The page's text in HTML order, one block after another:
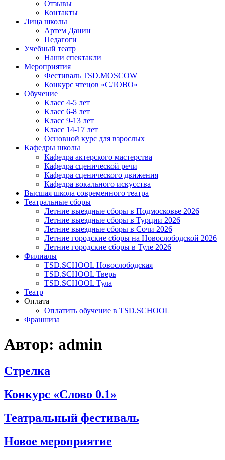
Отзывы
Контакты
Лица школы
Артем Данин
Педагоги
Учебный театр
Наши спектакли
Мероприятия
Фестиваль TSD.MOSCOW
Конкурс чтецов «СЛОВО»
Обучение
Класс 4-5 лет
Класс 6-8 лет
Класс 9-13 лет
Класс 14-17 лет
Основной курс для взрослых
Кафедры школы
Кафедра актерского мастерства
Кафедра сценической речи
Кафедра сценического движения
Кафедра вокального искусства
Высшая школа современного театра
Театральные сборы
Летние выездные сборы в Подмосковье 2026
Летние выездные сборы в Турции 2026
Летние выездные сборы в Сочи 2026
Летние городские сборы на Новослободской 2026
Летние городские сборы в Туле 2026
Филиалы
TSD.SCHOOL Новослободская
TSD.SCHOOL Тверь
TSD.SCHOOL Тула
Театр
Оплата
Оплатить обучение в TSD.SCHOOL
Франшиза
Автор: admin
Стрелка
Конкурс «Слово 0.1»
Театральный фестиваль
Новое мероприятие